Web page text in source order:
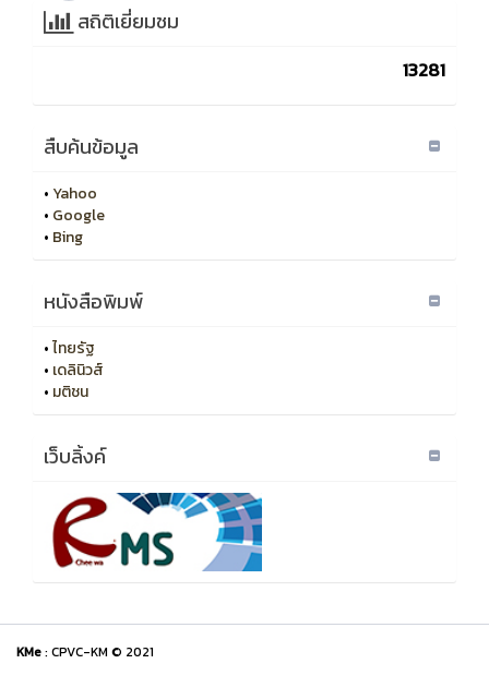
สถิติเยี่ยมชม
13281
สืบค้นข้อมูล
• Yahoo
• Google
• Bing
หนังสือพิมพ์
•ไทยรัฐ
• เดลินิวส์
• มติชน
เว็บลิ้งค์
KMe: CPVC-KM © 2021